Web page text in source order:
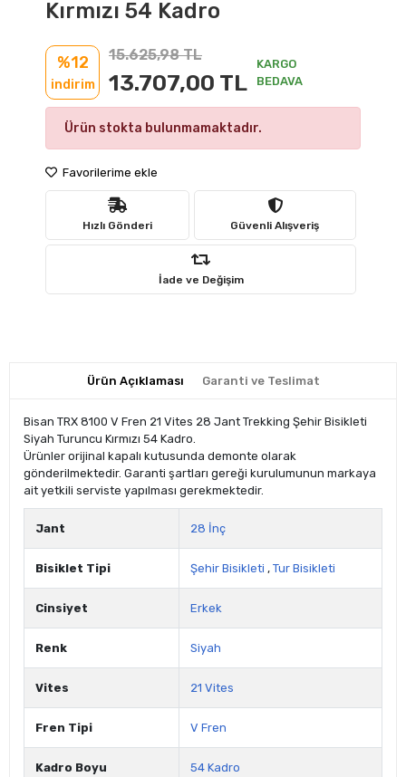
Kırmızı 54 Kadro
%12
indirim
15.625,98 TL
13.707,00 TL
KARGO
BEDAVA
Ürün stokta bulunmamaktadır.
Favorilerime ekle
Hızlı Gönderi Güvenli Alışveriş
İade ve Değişim
Ürün Açıklaması Garanti ve Teslimat
Bisan TRX 8100 V Fren 21 Vites 28 Jant Trekking Şehir Bisikleti
Siyah Turuncu Kırmızı 54 Kadro.
Ürünler orijinal kapalı kutusunda demonte olarak
gönderilmektedir. Garanti şartları gereği kurulumunun markaya
ait yetkili serviste yapılması gerekmektedir.
Jant 28 İnç
Bisiklet Tipi Şehir Bisikleti , Tur Bisikleti
Cinsiyet Erkek
Renk Siyah
Vites 21 Vites
Fren Tipi V Fren
Kadro Boyu 54 Kadro